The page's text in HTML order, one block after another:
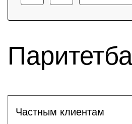
Частным клиентам